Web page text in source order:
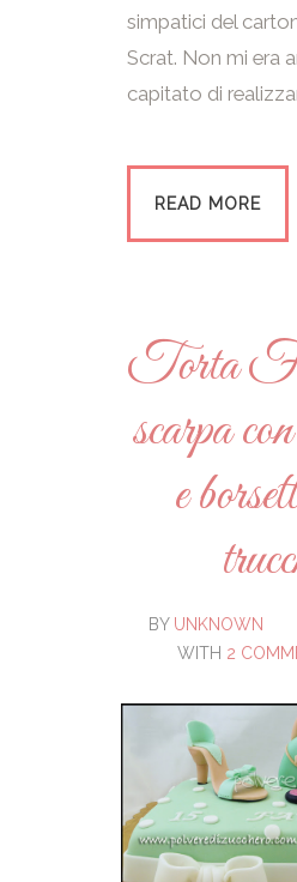
simpatici del
Scrat. Non mi era
capitato di
READ MORE
Torta
scarpa
e
BY UNKNOWN
WITH 2